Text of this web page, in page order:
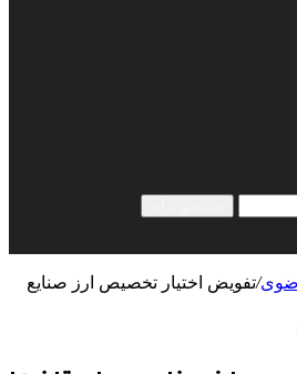
/تفویض اختیار تخصیص ارز صنایع